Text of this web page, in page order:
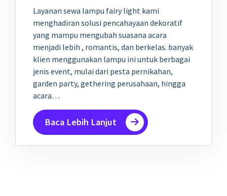
Layanan sewa lampu fairy light kami
menghadiran solusi pencahayaan dekoratif
yang mampu mengubah suasana acara
menjadi lebih , romantis, dan berkelas. banyak
klien menggunakan lampu ini untuk berbagai
jenis event, mulai dari pesta pernikahan,
garden party, gethering perusahaan, hingga
acara…
Baca Lebih Lanjut